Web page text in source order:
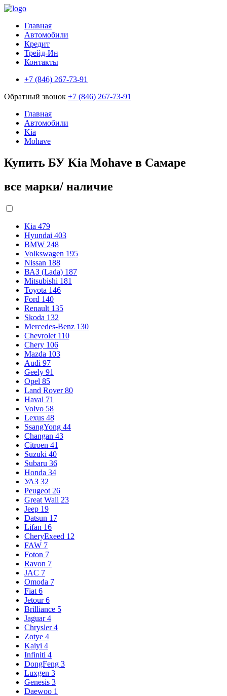
Главная
Автомобили
Кредит
Трейд-Ин
Контакты
+7 (846) 267-73-91
Обратный звонок +7 (846) 267-73-91
Главная
Автомобили
Kia
Mohave
Купить БУ Kia Mohave в Самаре
все марки/ наличие
Kia 479
Hyundai 403
BMW 248
Volkswagen 195
Nissan 188
ВАЗ (Lada) 187
Mitsubishi 181
Toyota 146
Ford 140
Renault 135
Skoda 132
Mercedes-Benz 130
Chevrolet 110
Chery 106
Mazda 103
Audi 97
Geely 91
Opel 85
Land Rover 80
Haval 71
Volvo 58
Lexus 48
SsangYong 44
Changan 43
Citroen 41
Suzuki 40
Subaru 36
Honda 34
УАЗ 32
Peugeot 26
Great Wall 23
Jeep 19
Datsun 17
Lifan 16
CheryExeed 12
FAW 7
Foton 7
Ravon 7
JAC 7
Omoda 7
Fiat 6
Jetour 6
Brilliance 5
Jaguar 4
Chrysler 4
Zotye 4
Kaiyi 4
Infiniti 4
DongFeng 3
Luxgen 3
Genesis 3
Daewoo 1